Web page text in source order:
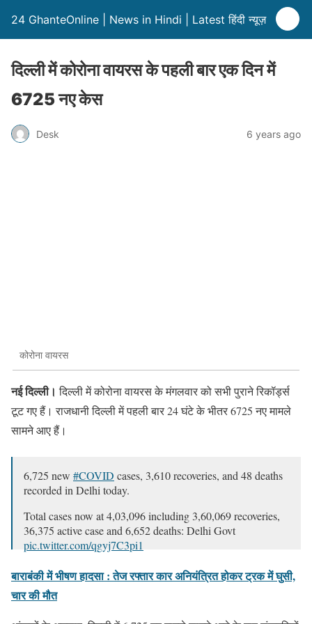
24 GhanteOnline | News in Hindi | Latest हिंदी न्यूज़
दिल्ली में कोरोना वायरस के पहली बार एक दिन में
6725 नए केस
Desk 6 years ago
कोरोना वायरस
नई दिल्ली। दिल्ली में कोरोना वायरस के मंगलवार को सभी पुराने रिकॉर्ड्स
टूट गए हैं। राजधानी दिल्ली में पहली बार 24 घंटे के भीतर 6725 नए मामले
सामने आए हैं।
6,725 new #COVID cases, 3,610 recoveries, and 48 deaths
recorded in Delhi today.
Total cases now at 4,03,096 including 3,60,069 recoveries,
36,375 active case and 6,652 deaths: Delhi Govt
pic.twitter.com/qgyj7C3pi1
— ANI (@ANI)November 3, 2020
बाराबंकी में भीषण हादसा : तेज रफ्तार कार अनियंत्रित होकर ट्रक में घुसी,
चार की मौत